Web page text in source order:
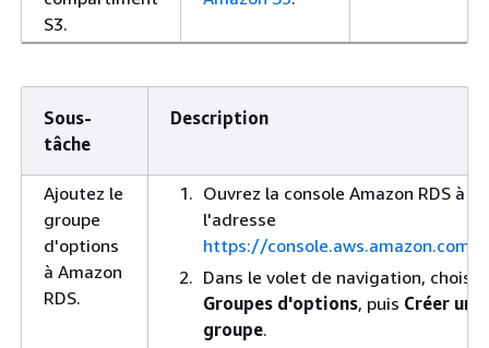
S3.
Sous-
tâche
Description
Ajoutez le
groupe
d'options
à Amazon
RDS.
Ouvrez la console Amazon RDS à
l'adresse
https://console.aws.amazon.com/
Dans le volet de navigation,
Groupes d'options, puis Créer un
groupe.